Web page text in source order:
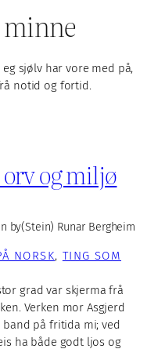
sjølv har vore med på,
notid og fortid.
og miljø
by(Stein) Runar Bergheim
NORSK, TING SOM
grad var skjerma frå
Verken mor Asgjerd
på fritida mi; ved
ha både godt ljos og